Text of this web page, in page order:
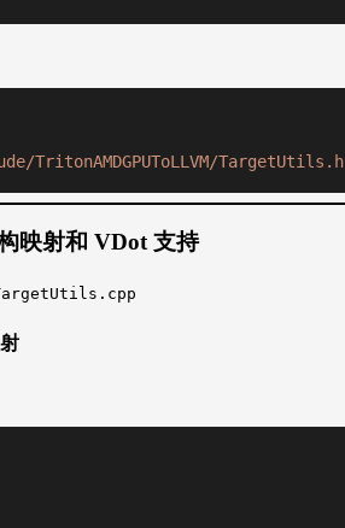
TritonAMDGPUToLLVM/TargetUtils.h
映射和 VDot 支持